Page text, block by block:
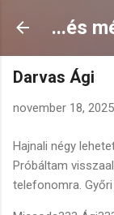
...és
Darvas Ági
november 18, 2025
Hajnali négy
Próbáltam
telefonomra. Győri